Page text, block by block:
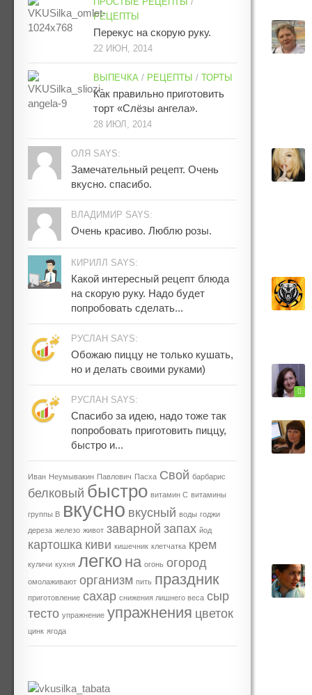
РЕЦЕПТЫ
Перекус на скорую руку.
22 ИЮН, 2014
ВЫПЕЧКА / РЕЦЕПТЫ / ТОРТЫ
Как правильно приготовить
торт «Слёзы ангела».
28 ИЮЛ, 2014
ОЛЯ SAYS:
Замечательный рецепт. Очень
вкусно. спасибо.
ВЛАДИМИР SAYS:
Очень красиво. Люблю розы.
КИРИЛЛ SAYS:
Какой интересный рецепт блюда
на скорую руку. Надо будет
попробовать сделать...
РУСЛАН SAYS:
Обожаю пиццу не только кушать,
но и делать своими руками)
РУСЛАН SAYS:
Спасибо за идею, надо тоже так
попробовать приготовить пиццу,
быстро и...
Иван Неумывакин Павлович Пасха Свой барбарис
белковый быстро витамин С витамины
группы В вкусно вкусный воды годжи
дереза железо живот заварной запах йод
картошка киви кишечник клетчатка крем
куличи кухня легко на огонь огород
омолаживают организм пить праздник
приготовление сахар снижения лишнего веса сыр
тесто упражнение упражнения цветок
цинк ягода